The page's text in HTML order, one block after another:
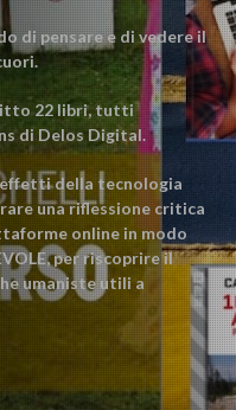
di pensare e di vedere il
22 libri, tutti
di Delos Digital.
della tecnologia
una riflessione critica
online in modo
per riscoprire il
umaniste utili a